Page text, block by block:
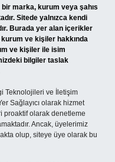
marka, kurum veya şahıs
Sitede yalnızca kendi
Burada yer alan içerikler
ve kişiler hakkında
ve kişiler ile isim
bilgiler taslak
Teknolojileri ve İletişim
Sağlayıcı olarak hizmet
proaktif olarak denetleme
Ancak, üyelerimiz
olup, siteye üye olarak bu